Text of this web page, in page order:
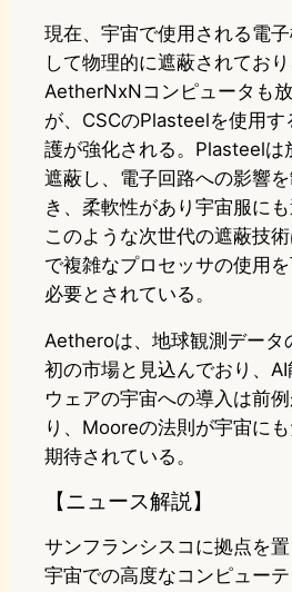
現在、宇宙で使用される電
して物理的に遮蔽されてお
AetherNxNコンピュータも
が、CSCのPlasteelを使用
護が強化される。Plasteelは
遮蔽し、電子回路への影響
き、柔軟性があり宇宙服にも
このような次世代の遮蔽技
で複雑なプロセッサの使用
必要とされている。
Aetheroは、地球観測データ
初の市場と見込んでおり、
ウェアの宇宙への導入は前
り、Mooreの法則が宇宙に
期待されている。
【ニュース解説】
サンフランシスコに拠点を置
宇宙での高度なコンピュー